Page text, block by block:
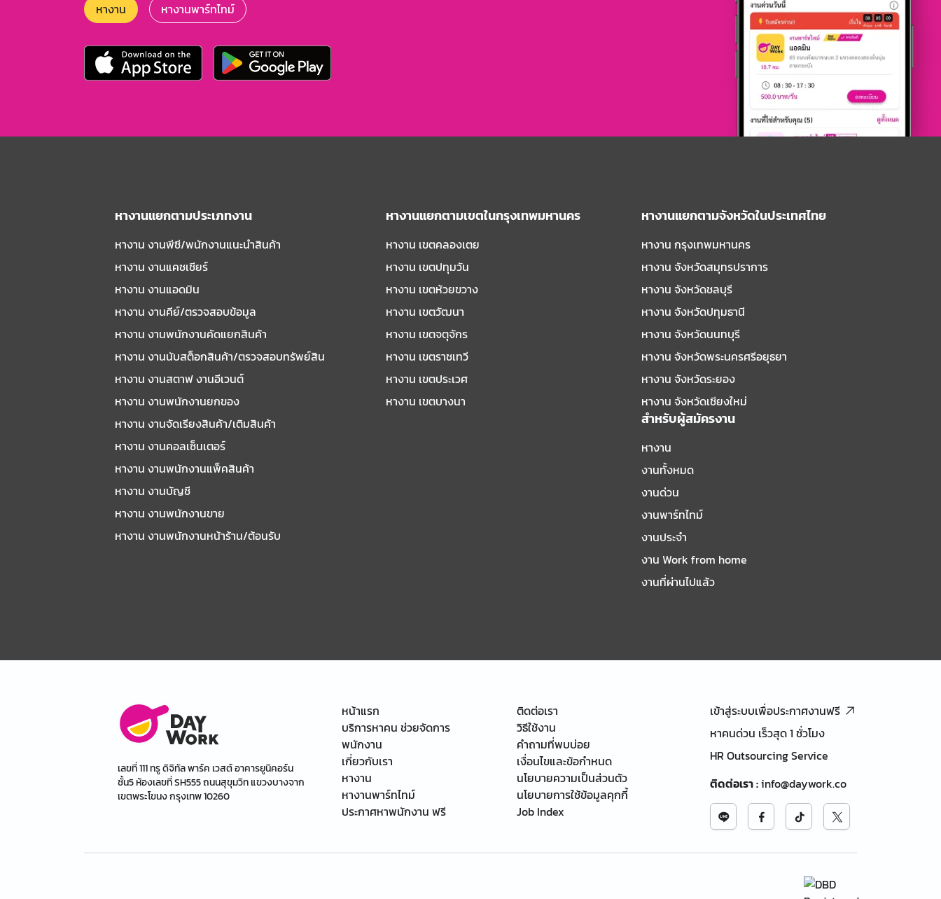
หางาน หางานพาร์ทไทม์
หางานแยกตามประเภทงาน
หางาน งานพีซี/พนักงานแนะนําสินค้า
หางาน งานแคชเชียร์
หางาน งานแอดมิน
หางาน งานคีย์/ตรวจสอบข้อมูล
หางาน งานพนักงานคัดแยกสินค้า
หางาน งานนับสต็อกสินค้า/ตรวจสอบทรัพย์สิน
หางาน งานสตาฟ งานอีเวนต์
หางาน งานพนักงานยกของ
หางาน งานจัดเรียงสินค้า/เติมสินค้า
หางาน งานคอลเซ็นเตอร์
หางาน งานพนักงานแพ็คสินค้า
หางาน งานบัญชี
หางาน งานพนักงานขาย
หางาน งานพนักงานหน้าร้าน/ต้อนรับ
หางานแยกตามเขตในกรุงเทพมหานคร
หางาน เขตคลองเตย
หางาน เขตปทุมวัน
หางาน เขตห้วยขวาง
หางาน เขตวัฒนา
หางาน เขตจตุจักร
หางาน เขตราชเทวี
หางาน เขตประเวศ
หางาน เขตบางนา
หางานแยกตามจังหวัดในประเทศไทย
หางาน กรุงเทพมหานคร
หางาน จังหวัดสมุทรปราการ
หางาน จังหวัดชลบุรี
หางาน จังหวัดปทุมธานี
หางาน จังหวัดนนทบุรี
หางาน จังหวัดพระนครศรีอยุธยา
หางาน จังหวัดระยอง
หางาน จังหวัดเชียงใหม่
สำหรับผู้สมัครงาน
หางาน
งานทั้งหมด
งานด่วน
งานพาร์ทไทม์
งานประจำ
งาน Work from home
งานที่ผ่านไปแล้ว
เลขที่ 111 ทรู ดิจิทัล พาร์ค เวสต์ อาคารยูนิคอร์น
ชั้น5 ห้องเลขที่ SH555 ถนนสุขุมวิท แขวงบางจาก
เขตพระโขนง กรุงเทพ 10260
หน้าแรก
บริการหาคน ช่วยจัดการ
พนักงาน
เกี่ยวกับเรา
หางาน
หางานพาร์ทไทม์
ประกาศหาพนักงาน ฟรี
ติดต่อเรา
วิธีใช้งาน
คำถามที่พบบ่อย
เงื่อนไขและข้อกำหนด
นโยบายความเป็นส่วนตัว
นโยบายการใช้ข้อมูลคุกกี้
Job Index
เข้าสู่ระบบเพื่อประกาศงานฟรี
หาคนด่วน เร็วสุด 1 ชั่วโมง
HR Outsourcing Service
ติดต่อเรา:info@daywork.co